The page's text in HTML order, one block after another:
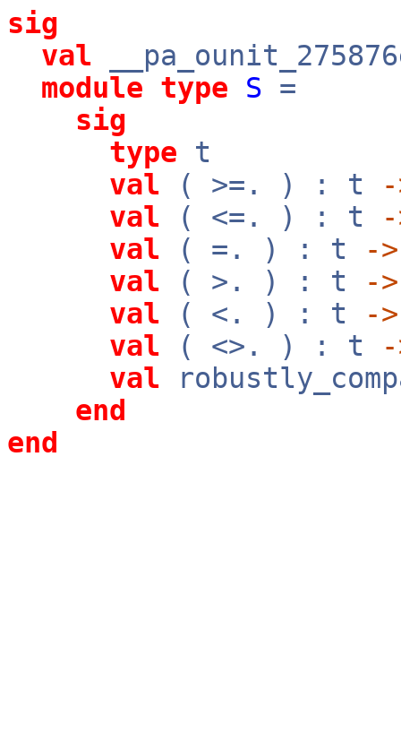
sig
val
module type S =
sig
type t
val ( >=. ) : t
val ( <=. ) : t
val ( =. ) : t ->
val ( >. ) : t ->
val ( <. ) : t ->
val ( <>. ) : t
val
end
end